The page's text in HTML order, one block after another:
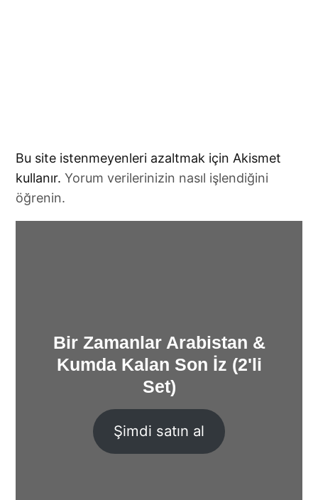
Bu site istenmeyenleri azaltmak için Akismet
kullanır.Yorum verilerinizin nasıl işlendiğini
öğrenin.
Bir Zamanlar Arabistan &
Kumda Kalan Son İz (2'li
Set)
Şimdi satın al